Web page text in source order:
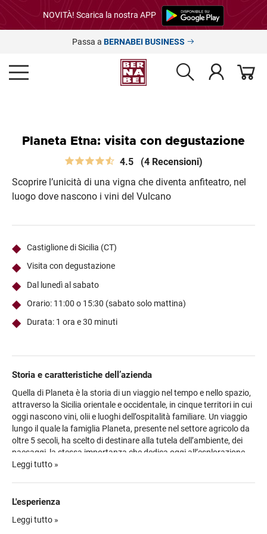
NOVITÀ! Scarica la nostra APP
Passa a BERNABEI BUSINESS
Planeta Etna: visita con degustazione
4.5 (4 Recensioni)
Scoprire l’unicità di una vigna che diventa anfiteatro, nel
luogo dove nascono i vini del Vulcano
Castiglione di Sicilia (CT)
Visita con degustazione
Dal lunedì al sabato
Orario: 11:00 o 15:30 (sabato solo mattina)
Durata: 1 ora e 30 minuti
Storia e caratteristiche dell’azienda
Quella di Planeta è la storia di un viaggio nel tempo e nello spazio,
attraverso la Sicilia orientale e occidentale, in cinque territori in cui
oggi nascono vini, olii e luoghi dell’ospitalità familiare. Un viaggio
lungo il quale la famiglia Planeta, presente nel settore agricolo da
oltre 5 secoli, ha scelto di destinare alla tutela dell’ambiente, dei
paesaggi, la stessa importanza che dedica oggi all’esplorazione
delle caratteristiche dei terroir e dei vitigni, valorizzando quelli
un’accurata ricerca dei territori ideali in cui iniziare la coltura delle
dell’Etna, tra le colate laviche e i boschi che circondano
Leggi tutto »
L'esperienza
Nella tenuta di Sciaranuova, sull’Etna, la passeggiata partirà
Leggi tutto »